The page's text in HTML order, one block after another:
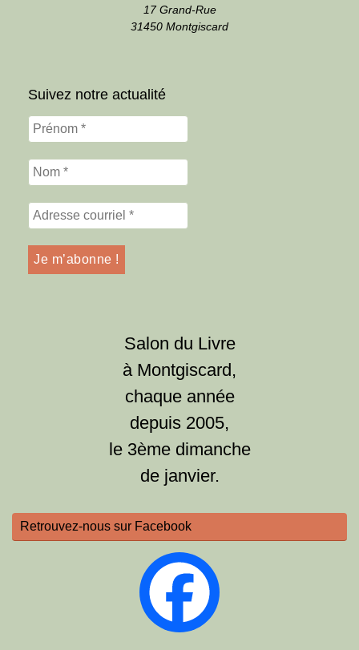
17 Grand-Rue
31450 Montgiscard
Suivez notre actualité
Salon du Livre
à Montgiscard,
chaque année
depuis 2005,
le 3ème dimanche
de janvier.
Retrouvez-nous sur Facebook